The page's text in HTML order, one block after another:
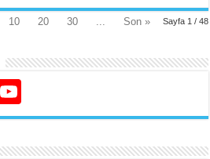
Sayfa 1 / 48
10 20 30 Son »
Twitter